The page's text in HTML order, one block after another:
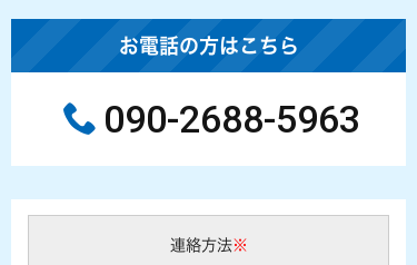
お電話の方はこちら
090-2688-5963
連絡方法※